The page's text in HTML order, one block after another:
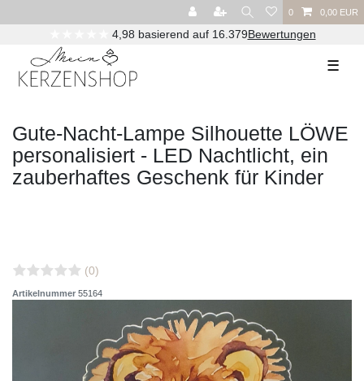
0 0,00 EUR
Versandkostenfrei ab 29,00€ (DE) / 90,00€ (AT)
★★★★★4,98 basierend auf 16.379Bewertungen
☰
Gute-Nacht-Lampe Silhouette LÖWE
personalisiert - LED Nachtlicht, ein
zauberhaftes Geschenk für Kinder
(0)
Artikelnummer 55164